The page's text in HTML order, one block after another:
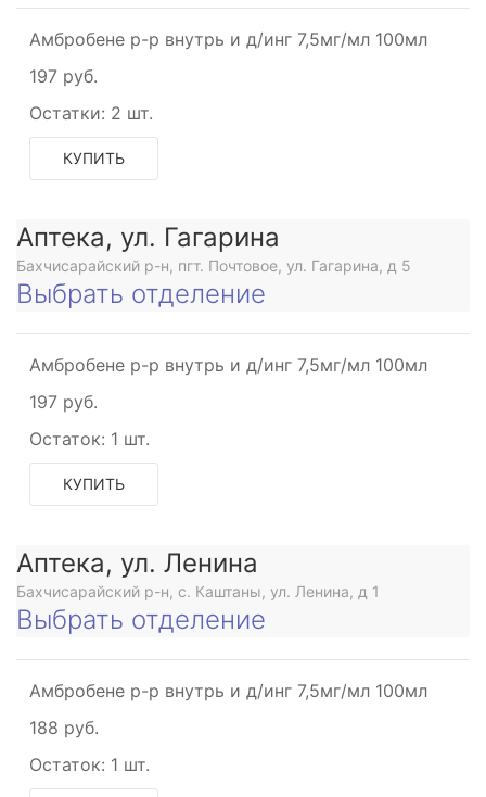
Амбробене р-р внутрь и д/инг 7,5мг/мл 100мл
197 руб.
Остатки: 2 шт.
КУПИТЬ
Аптека, ул. Гагарина
Бахчисарайский р-н, пгт. Почтовое, ул. Гагарина, д 5
Выбрать отделение
Амбробене р-р внутрь и д/инг 7,5мг/мл 100мл
197 руб.
Остаток: 1 шт.
КУПИТЬ
Аптека, ул. Ленина
Бахчисарайский р-н, с. Каштаны, ул. Ленина, д 1
Выбрать отделение
Амбробене р-р внутрь и д/инг 7,5мг/мл 100мл
188 руб.
Остаток: 1 шт.